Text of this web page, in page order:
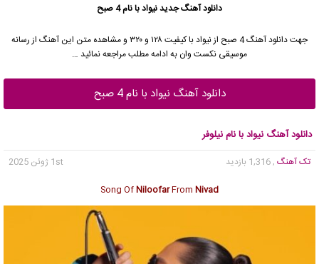
دانلود آهنگ جدیدنیواد با نام 4 صبح
جهت دانلود آهنگ 4 صبح از نیواد با کیفیت ۱۲۸ و ۳۲۰ و مشاهده متن این آهنگ از رسانه
موسیقی نکست وان به ادامه مطلب مراجعه نمائید …
دانلود آهنگ نیواد با نام 4 صبح
دانلود آهنگ نیواد با نام نیلوفر
تک آهنگ , 1,316 بازدید
1st ژوئن 2025
Song OfNiloofarFrom Nivad